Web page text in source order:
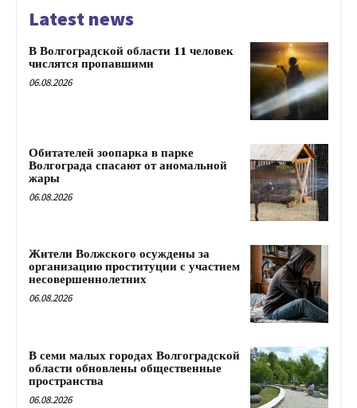
Latest news
В Волгоградской области 11 человек
числятся пропавшими
06.08.2026
Обитателей зоопарка в парке
Волгограда спасают от аномальной
жары
06.08.2026
Жители Волжского осуждены за
организацию проституции с участием
несовершеннолетних
06.08.2026
В семи малых городах Волгоградской
области обновлены общественные
пространства
06.08.2026